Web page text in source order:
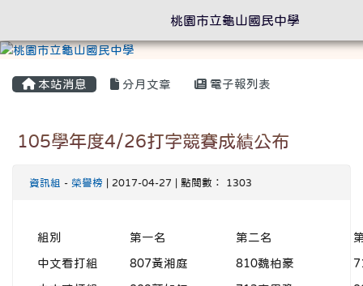
本站消息 分月文章 電子報列表
105學年度4/26打字競賽成績公布
資訊組 - 榮譽榜 | 2017-04-27 | 點閱數： 1303
組別 第一名 第二名
中文看打組 807黃湘庭 810魏柏豪
桃園市立龜山國民中學